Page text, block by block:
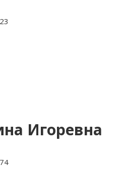
Игоревна